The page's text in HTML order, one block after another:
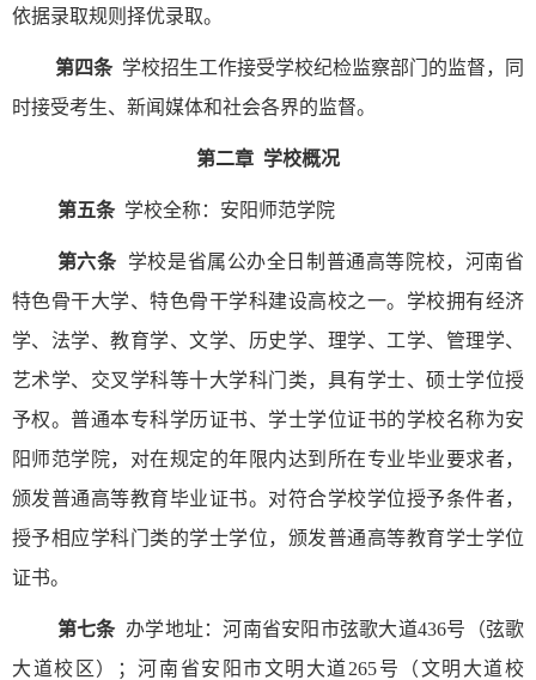
依据录取规则择优录取。
第四条 学校招生工作接受学校纪检监察部门的监督，同
时接受考生、新闻媒体和社会各界的监督。
第二章 学校概况
第五条 学校全称：安阳师范学院
第六条
学校是省属公办全日制普通高等院校，河南省
特色骨干大学、特色骨干学科建设高校之一。学校拥有经济
学、法学、教育学、文学、历史学、理学、工学、管理学、
艺术学、交叉学科等十大学科门类，具有学士、硕士学位授
予权。普通本专科学历证书、学士学位证书的学校名称为安
阳师范学院，对在规定的年限内达到所在专业毕业要求者，
颁发普通高等教育毕业证书。对符合学校学位授予条件者，
授予相应学科门类的学士学位，颁发普通高等教育学士学位
证书。
第七条 办学地址：河南省安阳市弦歌大道436号（弦歌
大道校区）；河南省安阳市文明大道265号（文明大道校